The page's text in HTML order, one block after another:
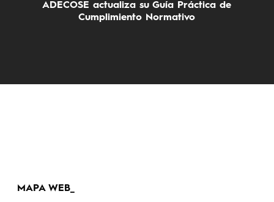
ADECOSE actualiza su Guía Práctica de
Cumplimiento Normativo
MAPA WEB_